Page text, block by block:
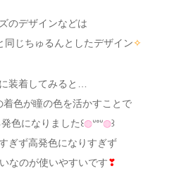
のデザインなどは
同じちゅるんとしたデザイン✧
装着してみると…
着色が瞳の色を活かすことで
色になりました꒰◍ᐡᐤᐡ◍꒱
ぎず高発色になりすぎず
なのが使いやすいです❣